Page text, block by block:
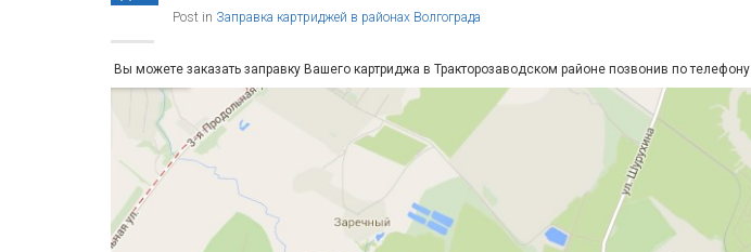
Post in Заправка картриджей в районах Волгограда
Вы можете заказать заправку Вашего картриджа в Тракторозаводском районе позвонив по телефону